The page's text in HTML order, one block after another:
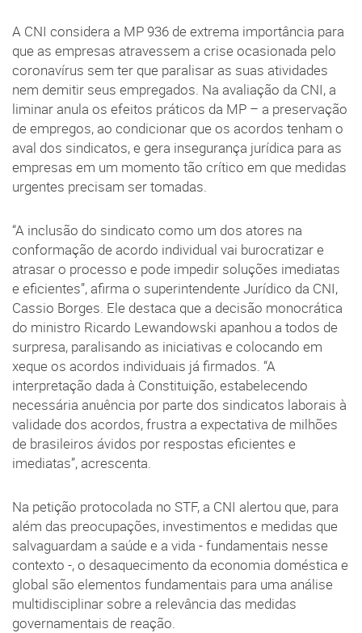
A CNI considera a MP 936 de extrema importância para
que as empresas atravessem a crise ocasionada pelo
coronavírus sem ter que paralisar as suas atividades
nem demitir seus empregados. Na avaliação da CNI, a
liminar anula os efeitos práticos da MP – a preservação
de empregos, ao condicionar que os acordos tenham o
aval dos sindicatos, e gera insegurança jurídica para as
empresas em um momento tão crítico em que medidas
urgentes precisam ser tomadas.
“A inclusão do sindicato como um dos atores na
conformação de acordo individual vai burocratizar e
atrasar o processo e pode impedir soluções imediatas
e eficientes”, afirma o superintendente Jurídico da CNI,
Cassio Borges. Ele destaca que a decisão monocrática
do ministro Ricardo Lewandowski apanhou a todos de
surpresa, paralisando as iniciativas e colocando em
xeque os acordos individuais já firmados. “A
interpretação dada à Constituição, estabelecendo
necessária anuência por parte dos sindicatos laborais à
validade dos acordos, frustra a expectativa de milhões
de brasileiros ávidos por respostas eficientes e
imediatas”, acrescenta.
Na petição protocolada no STF, a CNI alertou que, para
além das preocupações, investimentos e medidas que
salvaguardam a saúde e a vida - fundamentais nesse
contexto -, o desaquecimento da economia doméstica e
global são elementos fundamentais para uma análise
multidisciplinar sobre a relevância das medidas
governamentais de reação.